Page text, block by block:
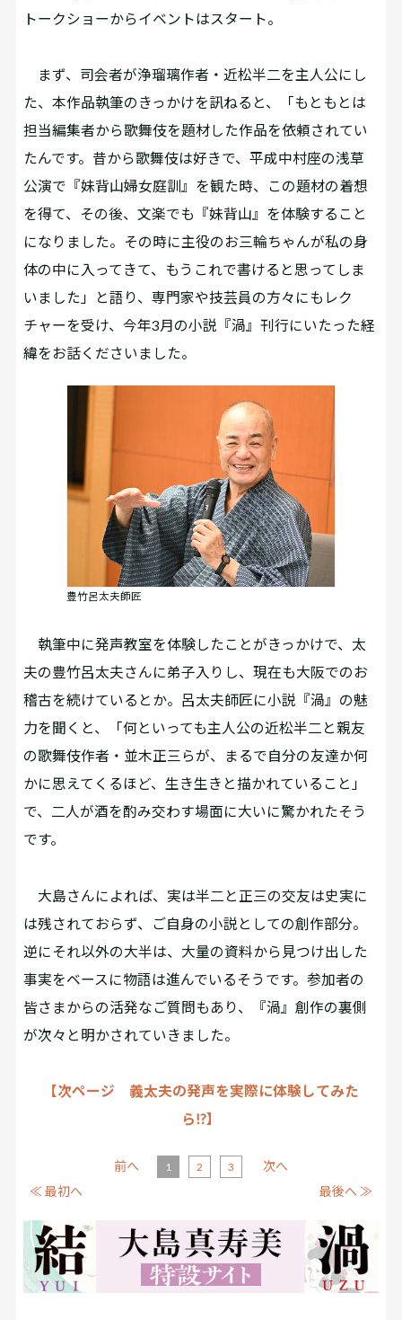
トークショーからイベントはスタート。
まず、司会者が浄瑠璃作者・近松半二を主人公にし
た、本作品執筆のきっかけを訊ねると、「もともとは
担当編集者から歌舞伎を題材した作品を依頼されてい
たんです。昔から歌舞伎は好きで、平成中村座の浅草
公演で『妹背山婦女庭訓』を観た時、この題材の着想
を得て、その後、文楽でも『妹背山』を体験すること
になりました。その時に主役のお三輪ちゃんが私の身
体の中に入ってきて、もうこれで書けると思ってしま
いました」と語り、専門家や技芸員の方々にもレク
チャーを受け、今年3月の小説『渦』刊行にいたった経
緯をお話くださいました。
豊竹呂太夫師匠
執筆中に発声教室を体験したことがきっかけで、太
夫の豊竹呂太夫さんに弟子入りし、現在も大阪でのお
稽古を続けているとか。呂太夫師匠に小説『渦』の魅
力を聞くと、「何といっても主人公の近松半二と親友
の歌舞伎作者・並木正三らが、まるで自分の友達か何
かに思えてくるほど、生き生きと描かれていること」
で、二人が酒を酌み交わす場面に大いに驚かれたそう
です。
大島さんによれば、実は半二と正三の交友は史実に
は残されておらず、ご自身の小説としての創作部分。
逆にそれ以外の大半は、大量の資料から見つけ出した
事実をベースに物語は進んでいるそうです。参加者の
皆さまからの活発なご質問もあり、『渦』創作の裏側
が次々と明かされていきました。
【次ページ 義太夫の発声を実際に体験してみた
ら!?】
≪ 最初へ
前へ 1 2 3
次へ
最後へ ≫